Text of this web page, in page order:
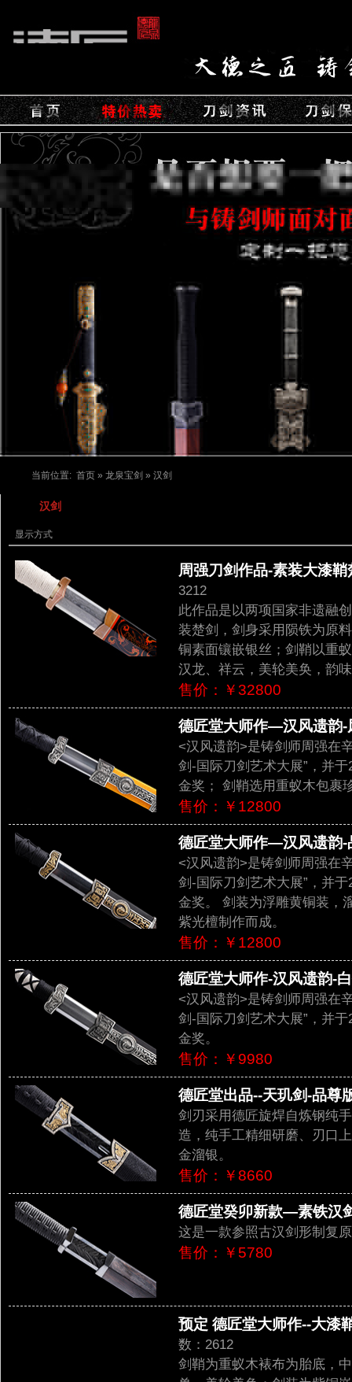
当前位置: 首页 » 龙泉宝剑 » 汉剑
汉剑
显示方式
周强刀剑作品-素装大漆
3212
此作品是以两项国家非遗融
装楚剑，剑身采用陨铁为原
铜素面镶嵌银丝；剑鞘以重
汉龙、祥云，美轮美奂，韵
售价：￥32800
德匠堂大师作—汉风遗韵
<汉风遗韵>是铸剑师周强在
剑-国际刀剑艺术大展”，并
金奖； 剑鞘选用重蚁木包裹
售价：￥12800
德匠堂大师作—汉风遗韵
<汉风遗韵>是铸剑师周强在
剑-国际刀剑艺术大展”，并
金奖。 剑装为浮雕黄铜装，
紫光檀制作而成。
售价：￥12800
德匠堂大师作-汉风遗韵-
<汉风遗韵>是铸剑师周强在
剑-国际刀剑艺术大展”，并
金奖。
售价：￥9980
德匠堂出品--天玑剑-品尊
剑刃采用德匠旋焊自炼钢纯
造，纯手工精细研磨、刃口
金溜银。
售价：￥8660
德匠堂癸卯新款—素铁汉
这是一款参照古汉剑形制复
售价：￥5780
预定 德匠堂大师作--大漆
数：2612
剑鞘为重蚁木裱布为胎底，